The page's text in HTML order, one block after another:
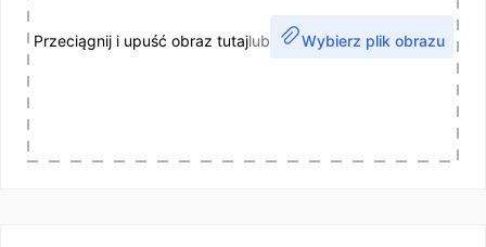
Przeciągnij i upuść obraz tutajlub Wybierz plik obrazu